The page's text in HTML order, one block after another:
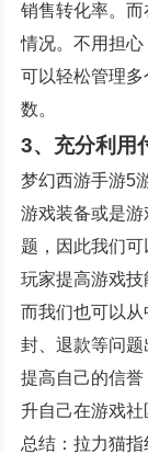
销售转化率。
情况。不用担
可以轻松管理
数。
3、充分利
梦幻西游手游5
游戏装备或是
题，因此我们
玩家提高游戏技
而我们也可以
封、退款等问题
提高自己的信
升自己在游戏社
总结：拉力猫指